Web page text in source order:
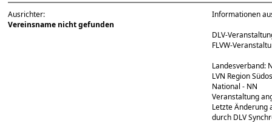
Ausrichter:
Vereinsname nicht gefunden
Informationen
DLV-
FLVW-
Landesverband:
LVN Region
National - NN
Veranstaltung
Letzte Änderung
durch DLV